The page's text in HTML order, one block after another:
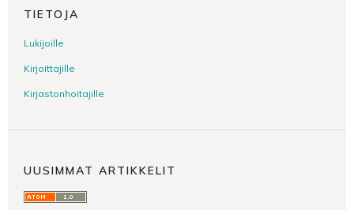
TIETOJA
Lukijoille
Kirjoittajille
Kirjastonhoitajille
UUSIMMAT ARTIKKELIT